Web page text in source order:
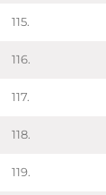
115.
116.
117.
118.
119.